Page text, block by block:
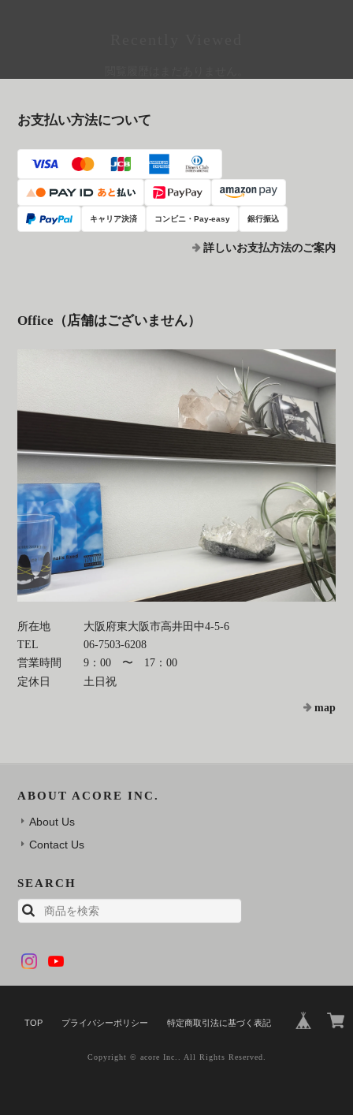
お支払い方法について
キャリア決済 コンビニ・Pay-easy 銀行振込
詳しいお支払方法のご案内
Office（店舗はございません）
所在地
大阪府東大阪市高井田中4-5-6
TEL
06-7503-6208
営業時間
9：00 〜 17：00
定休日
土日祝
map
ABOUT ACORE INC.
About Us
Contact Us
SEARCH
TOP プライバシーポリシー 特定商取引法に基づく表記
Copyright © acore Inc.. All Rights Reserved.